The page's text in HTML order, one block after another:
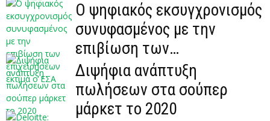
Ο ψηφιακός εκσυγχρονισμός
συνυφασμένος με την
επιβίωση των
επιχειρήσεων εκτιμά ο ΕΣΑ
Διψήφια ανάπτυξη
πωλήσεων στα σούπερ
μάρκετ το 2020